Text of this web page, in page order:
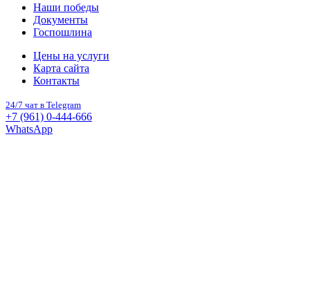
Наши победы
Документы
Госпошлина
Цены на услуги
Карта сайта
Контакты
24/7 чат в Telegram
+7 (961) 0-444-666
WhatsApp